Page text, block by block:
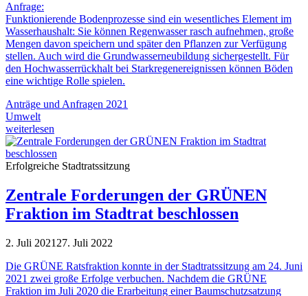
Anfrage:
Funktionierende Bodenprozesse sind ein wesentliches Element im
Wasserhaushalt: Sie können Regenwasser rasch aufnehmen, große
Mengen davon speichern und später den Pflanzen zur Verfügung
stellen. Auch wird die Grundwasserneubildung sichergestellt. Für
den Hochwasserrückhalt bei Starkregenereignissen können Böden
eine wichtige Rolle spielen.
Anträge und Anfragen 2021
Umwelt
weiterlesen
Erfolgreiche Stadtratssitzung
Zentrale Forderungen der GRÜNEN
Fraktion im Stadtrat beschlossen
2. Juli 2021 27. Juli 2022
Die GRÜNE Ratsfraktion konnte in der Stadtratssitzung am 24. Juni
2021 zwei große Erfolge verbuchen. Nachdem die GRÜNE
Fraktion im Juli 2020 die Erarbeitung einer Baumschutzsatzung